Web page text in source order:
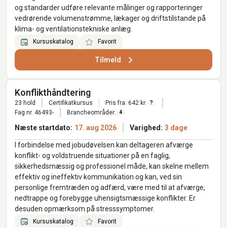
og standarder udføre relevante målinger og rapporteringer
vedrørende volumenstrømme, lækager og driftstilstande på
klima- og ventilationstekniske anlæg.
Kursuskatalog Favorit
Tilmeld
Konflikthåndtering
23 hold Certifikatkursus Pris fra: 642 kr. ?
Fag nr. 46493- Brancheområder: 4
Næste startdato: 17. aug 2026 Varighed: 3 dage
I forbindelse med jobudøvelsen kan deltageren afværge
konflikt- og voldstruende situationer på en faglig,
sikkerhedsmæssig og professionel måde, kan skelne mellem
effektiv og ineffektiv kommunikation og kan, ved sin
personlige fremtræden og adfærd, være med til at afværge,
nedtrappe og forebygge uhensigtsmæssige konflikter. Er
desuden opmærksom på stresssymptomer.
Kursuskatalog Favorit